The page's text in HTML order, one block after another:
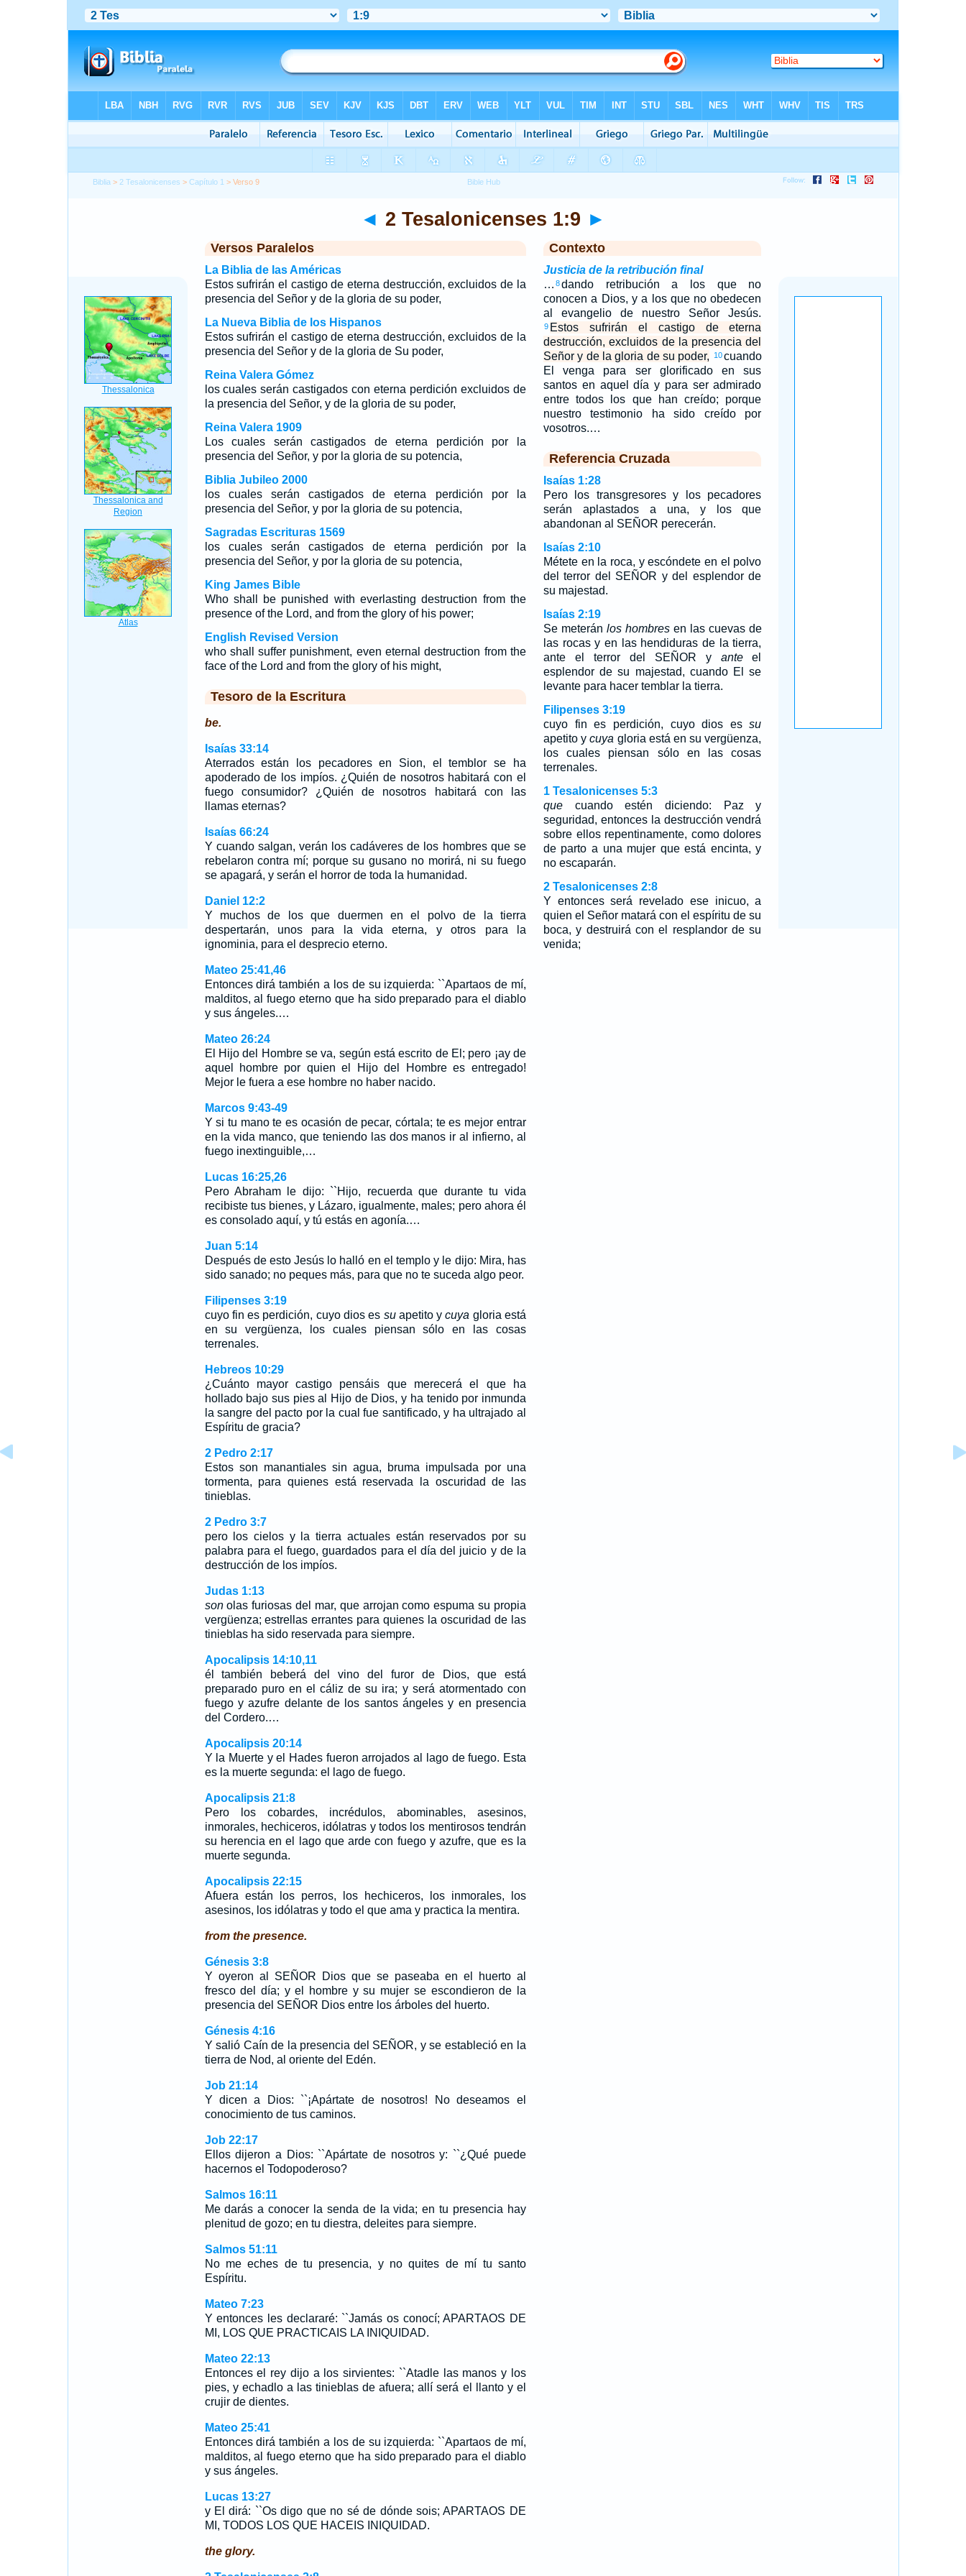
Biblia > 2 Tesalonicenses >Capítulo 1 > Verso 9
◄ 2 Tesalonicenses 1:9 ►
Versos Paralelos
La Biblia de las Américas
Estos sufrirán el castigo de eterna destrucción, excluidos de la
presencia del Señor y de la gloria de su poder,
La Nueva Biblia de los Hispanos
Estos sufrirán el castigo de eterna destrucción, excluidos de la
presencia del Señor y de la gloria de Su poder,
Reina Valera Gómez
los cuales serán castigados con eterna perdición excluidos de
la presencia del Señor, y de la gloria de su poder,
Reina Valera 1909
Los cuales serán castigados de eterna perdición por la
presencia del Señor, y por la gloria de su potencia,
Biblia Jubileo 2000
los cuales serán castigados de eterna perdición por la
presencia del Señor, y por la gloria de su potencia,
Sagradas Escrituras 1569
los cuales serán castigados de eterna perdición por la
presencia del Señor, y por la gloria de su potencia,
King James Bible
Who shall be punished with everlasting destruction from the
presence of the Lord, and from the glory of his power;
English Revised Version
who shall suffer punishment, even eternal destruction from the
face of the Lord and from the glory of his might,
Tesoro de la Escritura
be.
Isaías 33:14
Aterrados están los pecadores en Sion, el temblor se ha
apoderado de los impíos. ¿Quién de nosotros habitará con el
fuego consumidor? ¿Quién de nosotros habitará con las
llamas eternas?
Isaías 66:24
Y cuando salgan, verán los cadáveres de los hombres que se
rebelaron contra mí; porque su gusano no morirá, ni su fuego
se apagará, y serán el horror de toda la humanidad.
Daniel 12:2
Y muchos de los que duermen en el polvo de la tierra
despertarán, unos para la vida eterna, y otros para la
ignominia, para el desprecio eterno.
Mateo 25:41,46
Entonces dirá también a los de su izquierda: ``Apartaos de mí,
malditos, al fuego eterno que ha sido preparado para el diablo
y sus ángeles.…
Mateo 26:24
El Hijo del Hombre se va, según está escrito de El; pero ¡ay de
aquel hombre por quien el Hijo del Hombre es entregado!
Mejor le fuera a ese hombre no haber nacido.
Marcos 9:43-49
Y si tu mano te es ocasión de pecar, córtala; te es mejor entrar
en la vida manco, que teniendo las dos manos ir al infierno, al
fuego inextinguible,…
Lucas 16:25,26
Pero Abraham le dijo: ``Hijo, recuerda que durante tu vida
recibiste tus bienes, y Lázaro, igualmente, males; pero ahora él
es consolado aquí, y tú estás en agonía.…
Juan 5:14
Después de esto Jesús lo halló en el templo y le dijo: Mira, has
sido sanado; no peques más, para que no te suceda algo peor.
Filipenses 3:19
cuyo fin es perdición, cuyo dios es suapetito ycuya gloria está
en su vergüenza, los cuales piensan sólo en las cosas
terrenales.
Hebreos 10:29
¿Cuánto mayor castigo pensáis que merecerá el que ha
hollado bajo sus pies al Hijo de Dios, y ha tenido por inmunda
la sangre del pacto por la cual fue santificado, y ha ultrajado al
Espíritu de gracia?
2 Pedro 2:17
Estos son manantiales sin agua, bruma impulsada por una
tormenta, para quienes está reservada la oscuridad de las
tinieblas.
2 Pedro 3:7
pero los cielos y la tierra actuales están reservados por su
palabra para el fuego, guardados para el día del juicio y de la
destrucción de los impíos.
Judas 1:13
sonolas furiosas del mar, que arrojan como espuma su propia
vergüenza; estrellas errantes para quienes la oscuridad de las
tinieblas ha sido reservada para siempre.
Apocalipsis 14:10,11
él también beberá del vino del furor de Dios, que está
preparado puro en el cáliz de su ira; y será atormentado con
fuego y azufre delante de los santos ángeles y en presencia
del Cordero.…
Apocalipsis 20:14
Y la Muerte y el Hades fueron arrojados al lago de fuego. Esta
es la muerte segunda: el lago de fuego.
Apocalipsis 21:8
Pero los cobardes, incrédulos, abominables, asesinos,
inmorales, hechiceros, idólatras y todos los mentirosos tendrán
su herencia en el lago que arde con fuego y azufre, que es la
muerte segunda.
Apocalipsis 22:15
Afuera están los perros, los hechiceros, los inmorales, los
asesinos, los idólatras y todo el que ama y practica la mentira.
from the presence.
Génesis 3:8
Y oyeron al SEÑOR Dios que se paseaba en el huerto al
fresco del día; y el hombre y su mujer se escondieron de la
presencia del SEÑOR Dios entre los árboles del huerto.
Génesis 4:16
Y salió Caín de la presencia del SEÑOR, y se estableció en la
tierra de Nod, al oriente del Edén.
Job 21:14
Y dicen a Dios: ``¡Apártate de nosotros! No deseamos el
conocimiento de tus caminos.
Job 22:17
Ellos dijeron a Dios: ``Apártate de nosotros y: ``¿Qué puede
hacernos el Todopoderoso?
Salmos 16:11
Me darás a conocer la senda de la vida; en tu presencia hay
plenitud de gozo; en tu diestra, deleites para siempre.
Salmos 51:11
No me eches de tu presencia, y no quites de mí tu santo
Espíritu.
Mateo 7:23
Y entonces les declararé: ``Jamás os conocí; APARTAOS DE
MI, LOS QUE PRACTICAIS LA INIQUIDAD.
Mateo 22:13
Entonces el rey dijo a los sirvientes: ``Atadle las manos y los
pies, y echadlo a las tinieblas de afuera; allí será el llanto y el
crujir de dientes.
Mateo 25:41
Entonces dirá también a los de su izquierda: ``Apartaos de mí,
malditos, al fuego eterno que ha sido preparado para el diablo
y sus ángeles.
Lucas 13:27
y El dirá: ``Os digo que no sé de dónde sois; APARTAOS DE
MI, TODOS LOS QUE HACEIS INIQUIDAD.
the glory.
Contexto
Justicia de la retribución final
… 8dando retribución a los que no
conocen a Dios, y a los que no obedecen
al evangelio de nuestro Señor Jesús.
9 Estos sufrirán el castigo de eterna
destrucción, excluidos de la presencia del
Señor y de la gloria de su poder,
10 cuando
El venga para ser glorificado en sus
santos en aquel día y para ser admirado
entre todos los que han creído; porque
nuestro testimonio ha sido creído por
vosotros.…
Referencia Cruzada
Isaías 1:28
Pero los transgresores y los pecadores
serán aplastados a una, y los que
abandonan al SEÑOR perecerán.
Isaías 2:10
Métete en la roca, y escóndete en el polvo
del terror del SEÑOR y del esplendor de
su majestad.
Isaías 2:19
Se meterán los hombresen las cuevas de
las rocas y en las hendiduras de la tierra,
ante el terror del SEÑOR y anteel
esplendor de su majestad, cuando El se
levante para hacer temblar la tierra.
Filipenses 3:19
cuyo fin es perdición, cuyo dios essu
apetito ycuya gloria está en su vergüenza,
los cuales piensan sólo en las cosas
terrenales.
1 Tesalonicenses 5:3
quecuando estén diciendo: Paz y
seguridad, entonces la destrucción vendrá
sobre ellos repentinamente, como dolores
de parto a una mujer que está encinta, y
no escaparán.
2 Tesalonicenses 2:8
Y entonces será revelado ese inicuo, a
quien el Señor matará con el espíritu de su
boca, y destruirá con el resplandor de su
venida;